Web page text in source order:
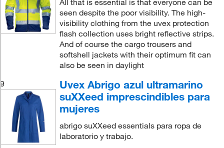
seen despite the poor visibility. The high-
visibility clothing from the uvex protection
flash collection uses bright reflective strips.
And of course the cargo trousers and
softshell jackets with their optimum fit can
also be seen in daylight
9
Uvex Abrigo azul ultramarino
suXXeed imprescindibles para
mujeres
abrigo suXXeed essentials para ropa de
laboratorio y trabajo.